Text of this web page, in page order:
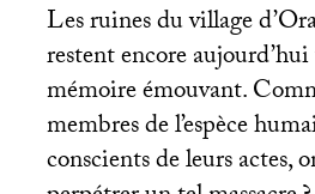
Les ruines du village
restent encore
mémoire émouvant.
membres de l’espèce
conscients de leurs actes,